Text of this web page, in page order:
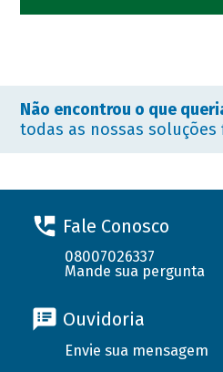
Não encontrou o que
todas as nossas soluções
Fale Conosco
08007026337
Mande sua pergunta
Ouvidoria
Envie sua mensagem